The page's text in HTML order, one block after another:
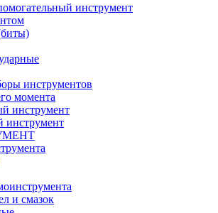
инструмент
инструментов
момента
инструмент
инструмент
и смазок